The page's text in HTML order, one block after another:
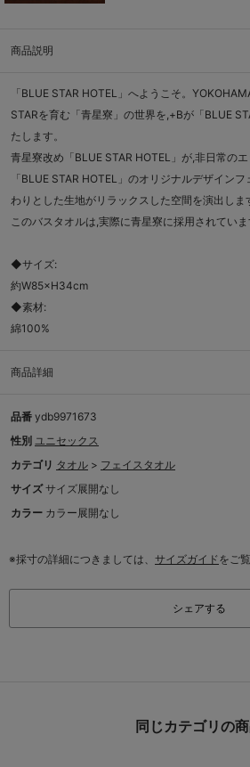
商品説明
「BLUE STAR HOTEL」へようこそ。
STARを育む「青星寮」の世界を,+Bが「BLUE
たします。
青星寮改め「BLUE STAR HOTEL」が,非日常のエ
「BLUE STAR HOTEL」のオリジナルデザイン
わりとした生地がリラックスした空間を演出しま
このバスタオルは,実際に青星寮に採用されていま
◆サイズ:
約W85×H34cm
◆素材:
綿100%
商品詳細
品番 ydb9971673
性別 ユニセックス
カテゴリ タオル > フェイスタオル
サイズ サイズ展開なし
カラー カラー展開なし
※採寸の詳細につきましては、 サイズガイドをご
シェアする
同じカテゴリの